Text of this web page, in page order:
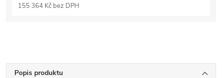
155 364 Kč bez DPH
Popis produktu